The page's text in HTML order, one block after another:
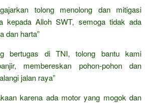
tolong menolong dan mitigasi
kepada Alloh SWT, semoga tidak ada
dan harta”
bertugas di TNI, tolong bantu kami
membereskan pohon-pohon dan
jalan raya”
karena ada motor yang mogok dan